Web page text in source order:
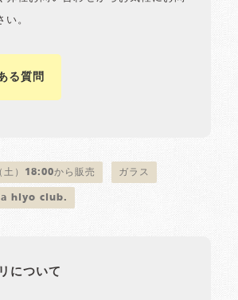
い。
る質問
）18:00から販売 ガラス
hiyo club.
について